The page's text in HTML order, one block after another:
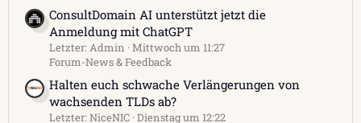
ConsultDomain AI unterstützt jetzt die
Anmeldung mit ChatGPT
Letzter: Admin Mittwoch um 11:27
Forum-News & Feedback
Halten euch schwache Verlängerungen von
wachsenden TLDs ab?
Letzter: NiceNIC Dienstag um 12:22